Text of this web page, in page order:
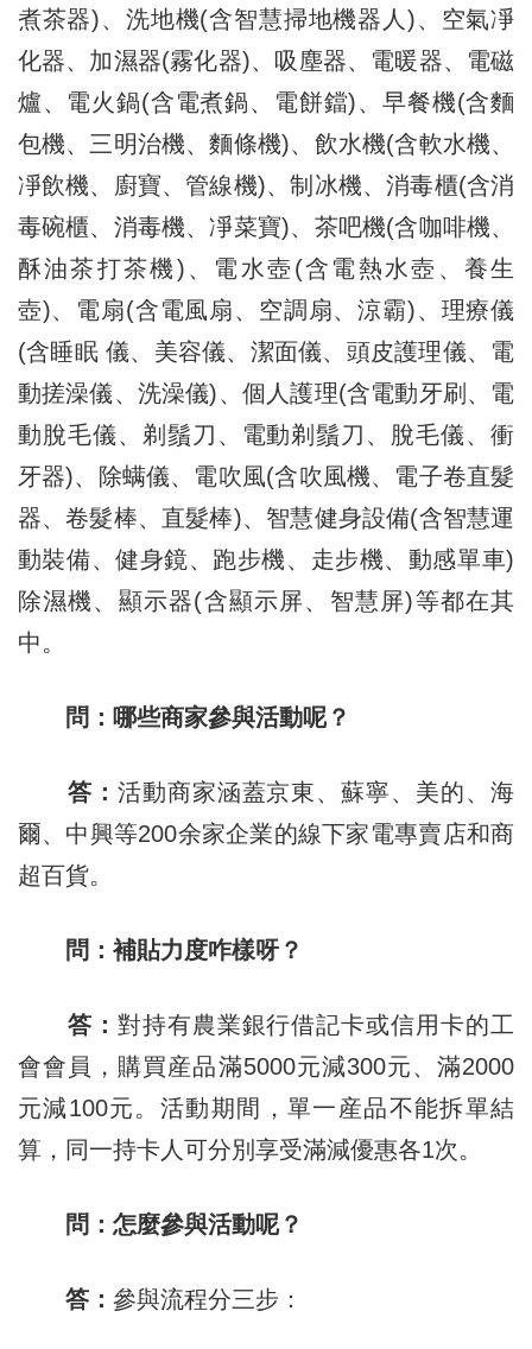
煮茶器)、洗地機(含智慧掃地機器人)、空氣凈
化器、加濕器(霧化器)、吸塵器、電暖器、電磁
爐、電火鍋(含電煮鍋、電餅鐺)、早餐機(含麵
包機、三明治機、麵條機)、飲水機(含軟水機、
凈飲機、廚寶、管線機)、制冰機、消毒櫃(含消
毒碗櫃、消毒機、凈菜寶)、茶吧機(含咖啡機、
酥油茶打茶機)、電水壺(含電熱水壺、養生
壺)、電扇(含電風扇、空調扇、涼霸)、理療儀
(含睡眠 儀、美容儀、潔面儀、頭皮護理儀、電
動搓澡儀、洗澡儀)、個人護理(含電動牙刷、電
動脫毛儀、剃鬚刀、電動剃鬚刀、脫毛儀、衝
牙器)、除螨儀、電吹風(含吹風機、電子卷直髮
器、卷髮棒、直髮棒)、智慧健身設備(含智慧運
動裝備、健身鏡、跑步機、走步機、動感單車)
除濕機、顯示器(含顯示屏、智慧屏)等都在其
中。
問：哪些商家參與活動呢？
答： 活動商家涵蓋京東、蘇寧、美的、海
爾、中興等200余家企業的線下家電專賣店和商
超百貨。
問：補貼力度咋樣呀？
答： 對持有農業銀行借記卡或信用卡的工
會會員，購買産品滿5000元減300元、滿2000
元減100元。活動期間，單一産品不能拆單結
算，同一持卡人可分別享受滿減優惠各1次。
問：怎麼參與活動呢？
答： 參與流程分三步：